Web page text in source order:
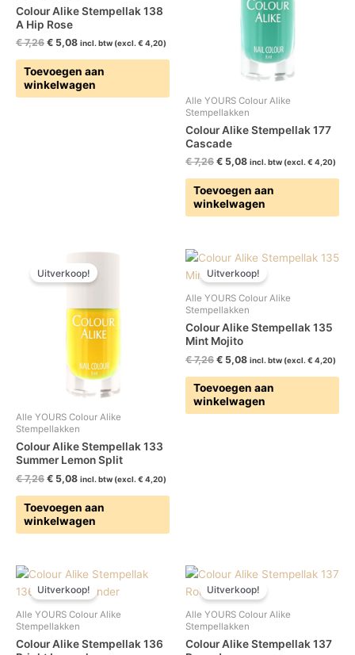
Colour Alike Stempellak 138
A Hip Rose
€7,26 € 5,08 incl. btw (excl. € 4,20)
Toevoegen aan
winkelwagen
Alle YOURS Colour Alike
Stempellakken
Colour Alike Stempellak 177
Cascade
€7,26 € 5,08 incl. btw (excl. € 4,20)
Toevoegen aan
winkelwagen
Uitverkoop!
Alle YOURS Colour Alike
Stempellakken
Colour Alike Stempellak 133
Summer Lemon Split
€7,26
Oorspronkelijke
was:
€ 5,08
Huidige
prijs
is:
incl. btw (excl. € 4,20)
Toevoegen aan
winkelwagen
Uitverkoop!
Alle YOURS Colour Alike
Stempellakken
Colour Alike Stempellak 135
Mint Mojito
€7,26
Oorspronkelijke
was:
€ 7,26.
€ 5,08
Huidige
is:
€ 5,08.
incl. btw (excl. € 4,20)
Toevoegen aan
winkelwagen
Uitverkoop!
Alle YOURS Colour Alike
Stempellakken
Colour Alike Stempellak 136
Oorspronkelijke
prijs
was:
€ 7,26.
Huidige
prijs
is:
€ 5,08.
Uitverkoop!
Alle YOURS Colour Alike
Stempellakken
Colour Alike Stempellak 137
Oorspronkelijke
prijs
was:
€ 7,26.
Huidige
prijs
is:
€ 5,08.